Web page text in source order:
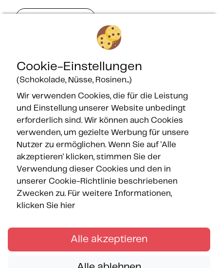
Gesicherte Zahlung
Cookie-Einstellungen
(Schokolade, Nüsse, Rosinen...)
Wir verwenden Cookies, die für die Leistung
und Einstellung unserer Website unbedingt
erforderlich sind. Wir können auch Cookies
verwenden, um gezielte Werbung für unsere
Nutzer zu ermöglichen. Wenn Sie auf 'Alle
akzeptieren' klicken, stimmen Sie der
Verwendung dieser Cookies und den in
unserer Cookie-Richtlinie beschriebenen
Zwecken zu. Für weitere Informationen,
klicken Sie hier
Alle akzeptieren